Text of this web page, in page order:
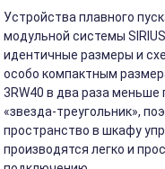
Устройства плавного
модульной системы
идентичные размеры и
особо компактным
3RW40 в два раза
«звезда-треугольник»,
пространство в шкафу
производятся легко и